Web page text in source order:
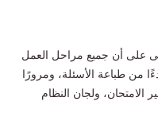
على أن جميع مراحل العمل
من طباعة الأسئلة، ومرورًا
الامتحان، ولجان النظام